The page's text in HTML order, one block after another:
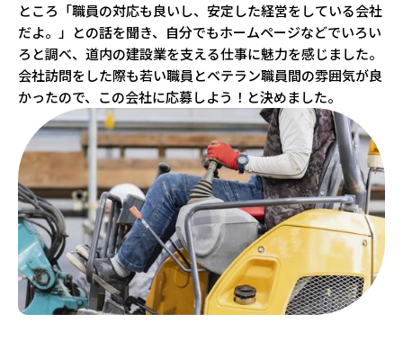
ところ「職員の対応も良いし、安定した経営をしている会社
だよ。」との話を聞き、自分でもホームページなどでいろい
ろと調べ、道内の建設業を支える仕事に魅力を感じました。
会社訪問をした際も若い職員とベテラン職員間の雰囲気が良
かったので、この会社に応募しよう！と決めました。